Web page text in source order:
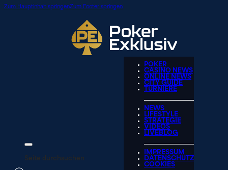
Zum Hauptinhalt springenZum Footer springen
Seite durchsuchen
POKER
CASINO NEWS
ONLINE NEWS
CITY GUIDE
TURNIERE
NEWS
LIFESTYLE
STRATEGIE
VIDEOS
LIVEBLOG
IMPRESSUM
DATENSCHUTZ
COOKIES